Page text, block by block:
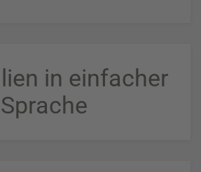
in einfacher
Sprache